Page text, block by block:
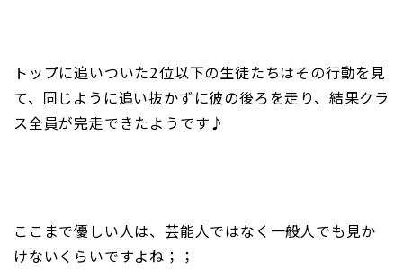
トップに追いついた2位以下の生徒たちはその行動を見
て、同じように追い抜かずに彼の後ろを走り、結果クラ
ス全員が完走できたようです♪
ここまで優しい人は、芸能人ではなく一般人でも見か
けないくらいですよね；；